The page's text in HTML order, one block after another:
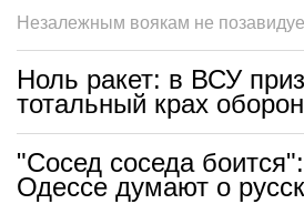
Незалежным воякам не
Ноль ракет: в ВСУ
тотальный крах
"Сосед соседа
Одессе думают о